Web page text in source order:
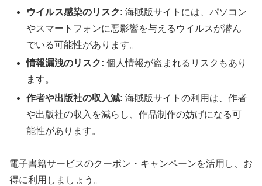
ウイルス感染のリスク: 海賊版サイトには、パソコン
やスマートフォンに悪影響を与えるウイルスが潜ん
でいる可能性があります。
情報漏洩のリスク: 個人情報が盗まれるリスクもあり
ます。
作者や出版社の収入減: 海賊版サイトの利用は、作者
や出版社の収入を減らし、作品制作の妨げになる可
能性があります。
電子書籍サービスのクーポン・キャンペーンを活用し、お
得に利用しましょう。